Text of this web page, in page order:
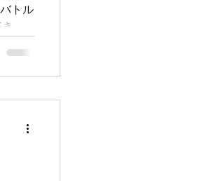
トル
な